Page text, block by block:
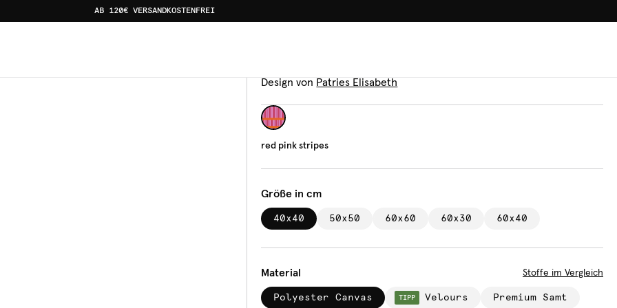
AB 120€ VERSANDKOSTENFREI
Kissen
Design von Patries Elisabeth
red pink stripes
Größe in cm
40x40 50x50 60x60 60x30 60x40
Material Stoffe im Vergleich
Polyester Canvas TIPP Velours Premium Samt